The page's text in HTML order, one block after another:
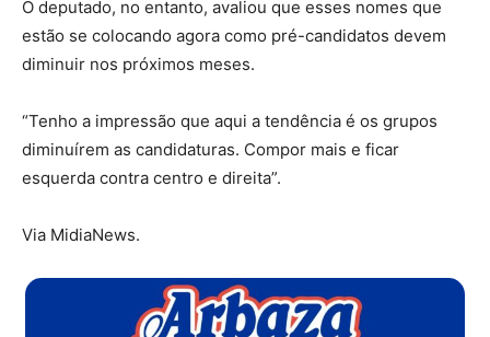
O deputado, no entanto, avaliou que esses nomes que
estão se colocando agora como pré-candidatos devem
diminuir nos próximos meses.
“Tenho a impressão que aqui a tendência é os grupos
diminuírem as candidaturas. Compor mais e ficar
esquerda contra centro e direita”.
Via MidiaNews.